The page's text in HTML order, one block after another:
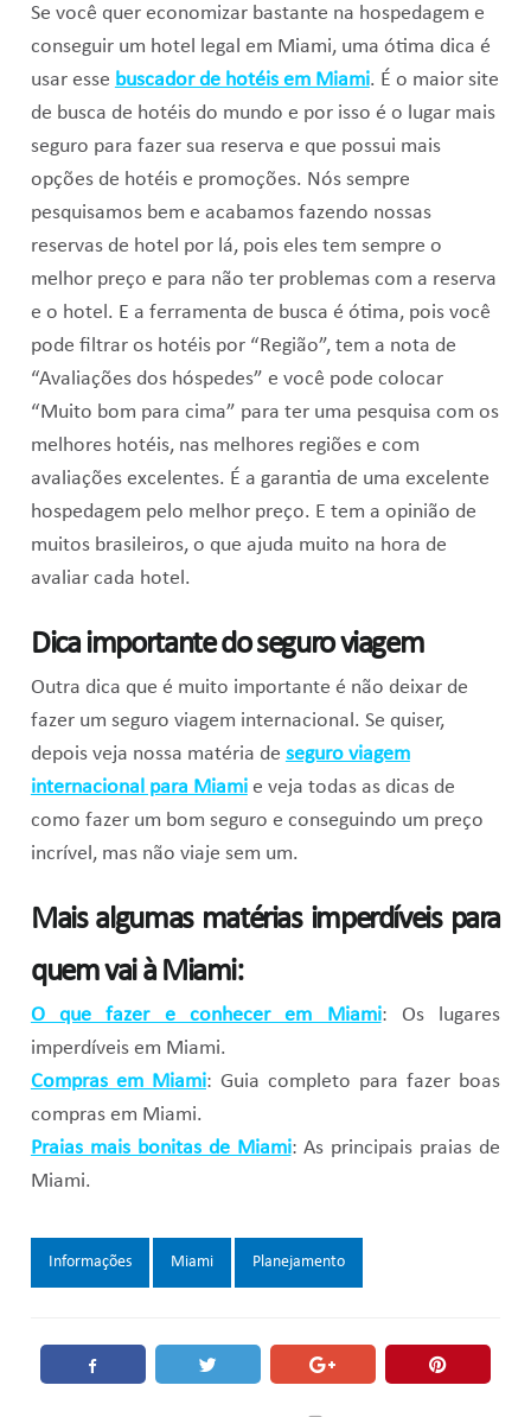
Se você quer economizar bastante na hospedagem e
conseguir um hotel legal em Miami, uma ótima dica é
usar esse buscador de hotéis em Miami. É o maior site
de busca de hotéis do mundo e por isso é o lugar mais
seguro para fazer sua reserva e que possui mais
opções de hotéis e promoções. Nós sempre
pesquisamos bem e acabamos fazendo nossas
reservas de hotel por lá, pois eles tem sempre o
melhor preço e para não ter problemas com a reserva
e o hotel. E a ferramenta de busca é ótima, pois você
pode filtrar os hotéis por “Região”, tem a nota de
“Avaliações dos hóspedes” e você pode colocar
“Muito bom para cima” para ter uma pesquisa com os
melhores hotéis, nas melhores regiões e com
avaliações excelentes. É a garantia de uma excelente
hospedagem pelo melhor preço. E tem a opinião de
muitos brasileiros, o que ajuda muito na hora de
avaliar cada hotel.
Dica importante do seguro viagem
Outra dica que é muito importante é não deixar de
fazer um seguro viagem internacional. Se quiser,
depois veja nossa matéria de seguro viagem
internacional para Miami e veja todas as dicas de
como fazer um bom seguro e conseguindo um preço
incrível, mas não viaje sem um.
Mais algumas matérias imperdíveis para
quem vai à Miami:
O que fazer e conhecer em Miami: Os lugares
imperdíveis em Miami.
Compras em Miami: Guia completo para fazer boas
compras em Miami.
Praias mais bonitas de Miami: As principais praias de
Miami.
Tags:
Informações Miami Planejamento